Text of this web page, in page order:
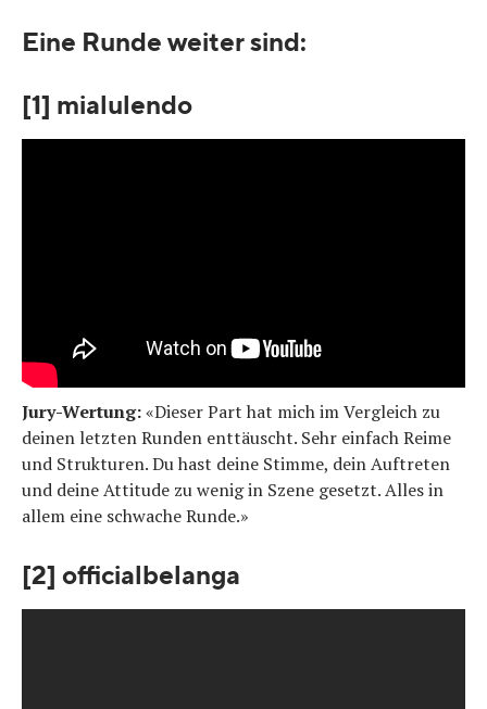
Eine Runde weiter sind:
[1] mialulendo
Jury-Wertung:«Dieser Part hat mich im Vergleich zu
deinen letzten Runden enttäuscht. Sehr einfach Reime
und Strukturen. Du hast deine Stimme, dein Auftreten
und deine Attitude zu wenig in Szene gesetzt. Alles in
allem eine schwache Runde.»
[2] officialbelanga